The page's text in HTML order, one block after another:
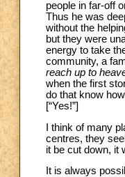
people in far-off
Thus he was
without the
but they were
energy to take
community, a
reach up to
when the first
do that know
[“Yes!”]
I think of many
centres, they
it be cut down, it
It is always